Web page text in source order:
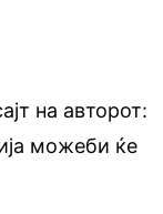
на авторот:
можеби ќе